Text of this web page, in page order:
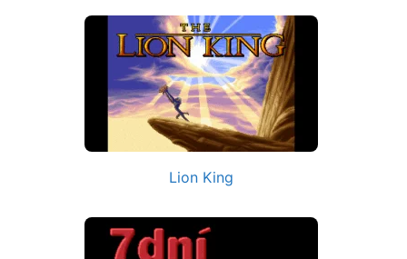
Lion King